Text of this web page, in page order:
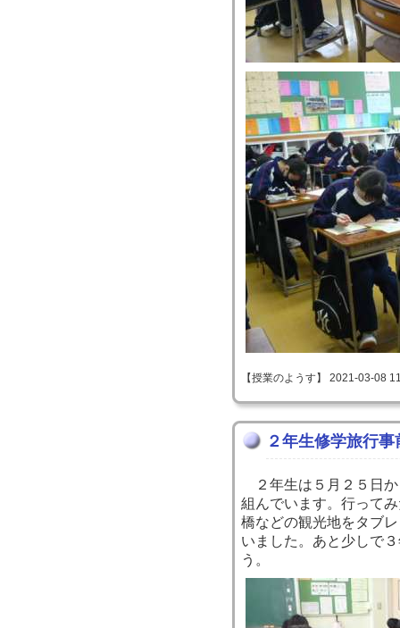
【授業のようす】 2021-03-08
２年生修学旅行事
２年生は５月２５日か
組んでいます。行って
橋などの観光地をタブ
いました。あと少しで
う。